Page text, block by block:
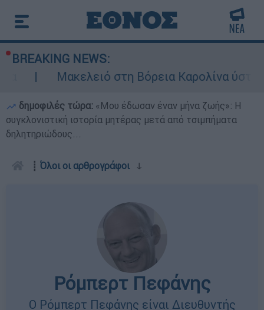
BREAKING NEWS:
στη Βόρεια Καρολίνα ύστερα από
δημοφιλές τώρα: «Μου έδωσαν έναν μήνα ζωής»: Η
συγκλονιστική ιστορία μητέρας μετά από τσιμπήματα
δηλητηριώδους...
┋ Όλοι οι αρθρογράφοιↆ
Ρόμπερτ Πεφάνης
Ο Ρόμπερτ Πεφάνης είναι Διευθυντής